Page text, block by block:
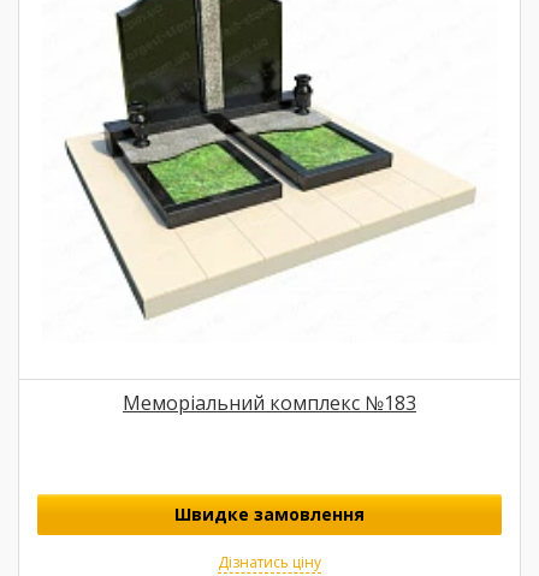
Меморіальний комплекс №183
Швидке замовлення
Дізнатись ціну